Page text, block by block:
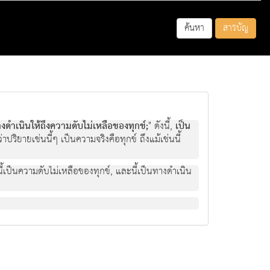
ค้นหา สารบัญ
ดําเนินใหถึงความดับไมเหลือของทุกข;" ดังนี้, เปน
าปริยายเชนนี้ๆ เปนความจริงคือทุกข ถึงแมเชนนี้
เปนความดับไมเหลือของทุกข, และนี้เปนทางดําเนิน